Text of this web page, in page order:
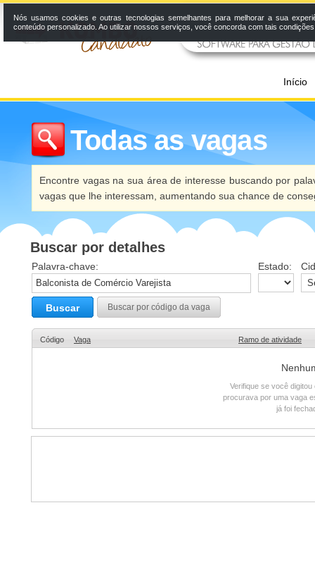
Início
Todas as vagas
Encontre vagas na sua área de interesse buscando por
vagas que lhe interessam, aumentando sua chance de
Buscar por detalhes
Palavra-chave: Estado:
Buscar Buscar por código da vaga
Código Vaga Ramo de atividade
Verifique se você
procurava por uma vaga
já foi
Nós usamos cookies e outras tecnologias semelhantes para melhorar a sua
conteúdo personalizado. Ao utilizar nossos serviços, você concorda com tais